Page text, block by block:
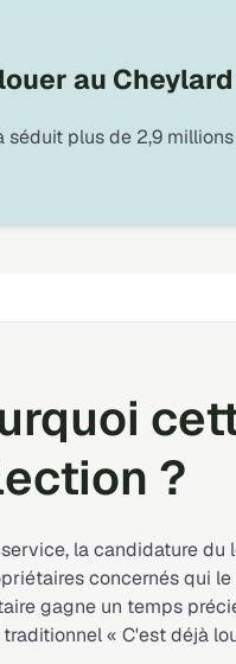
au
plus de 2,9
?
la candidature du
concernés qui
gagne un temps
« C'est déjà